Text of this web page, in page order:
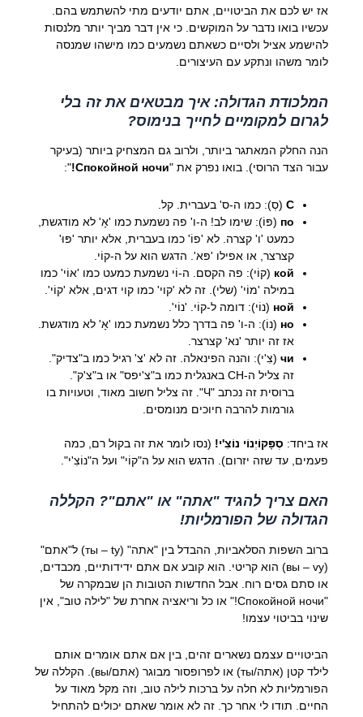
אז יש לכם את הביטויים, אתם יודעים מתי להשתמש בהם.
עכשיו בואו נדבר על המוקשים. כי אין דבר מביך יותר מלנסות
להישמע אציל ולסיים כשאתם נשמעים כמו מישהו שמנסה
לומר משהו ונתקע עם העיצורים.
המלכודת הגדולה: איך מבטאים את זה בלי
לגרום למקומיים לחייך בנימוס?
הנה החלק המאתגר ביותר, ולרוב גם המצחיק ביותר (בעיקר
עבור הצד הרוסי). בואו נפרק את "Спокойной ночи!
":
С(סְ): כמו ה-ס' בעברית. קל.
по (פּוֹ): שימו לב! ה-ו' פה נשמעת כמו 'אָ' לא מודגשת,
כמעט 'ו' קצרה. לא 'פוֹ' כמו בעברית, אלא יותר 'פּוּ'
קצרצר, או אפילו 'פּא'. הדגש הוא על ה-קוֹי.
кой (קוֹי): פה הקסם. ה-וֹי נשמעת כמעט כמו 'אוֹי' כמו
במילה 'מוֹי' (שלי). זה לא 'קוי' כמו קוי דגים, אלא 'קוֹי'.
ной (נוֹי): דומה ל-קוֹי. 'נוֹי'.
но (נוֹ): ה-ו' פה בדרך כלל נשמעת כמו 'אָ' לא מודגשת.
אז זה יותר 'נא' קצרצר.
чи(צִ'י): והנה הפינאלה. זה לא 'צ' רגיל כמו ב"צדיק".
זה צליל ה-CH באנגלית כמו ב"צ'יפס" או ב"צ'ק".
ברוסית זה נכתב "Ч". זה צליל חשוב מאוד, וטעויות בו
גורמות להרבה חיוכים מנומסים.
אז ביחד: סְפָּקוֹיְנוֹי נוֹצִ'י! (נסו לומר את זה בקול רם, כמה
פעמים, עד שזה יזרום). הדגש הוא על ה"קוֹי" ועל ה"נוֹצִ'י".
האם צריך להגיד "אתה" או "אתם"? הקללה
הגדולה של הפורמליות!
ברוב השפות הסלאביות, ההבדל בין "אתה" (ты – ty) ל"אתם"
(вы – vy) הוא קריטי. הוא קובע אם אתם ידידותיים, מכבדים,
או סתם גסים רוח. אבל החדשות הטובות הן שבמקרה של
"Спокойной ночи!" או כל וריאציה אחרת של "לילה טוב", אין
שינוי בביטוי עצמו!
הביטויים עצמם נשארים זהים, בין אם אתם אומרים אותם
לילד קטן (אתה/ты) או לפרופסור מבוגר (אתם/вы). הקללה של
הפורמליות לא חלה על ברכות לילה טוב, וזה מקל מאוד על
החיים. תודו לי אחר כך. זה לא אומר שאתם יכולים להתחיל